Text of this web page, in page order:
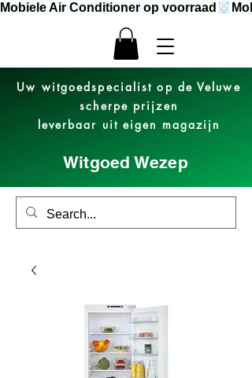
Uw witgoedspecialist op de Veluwe
scherpe prijzen
leverbaar uit eigen magazijn
Witgoed Wezep
Mobiele Air Conditioner op voorraad